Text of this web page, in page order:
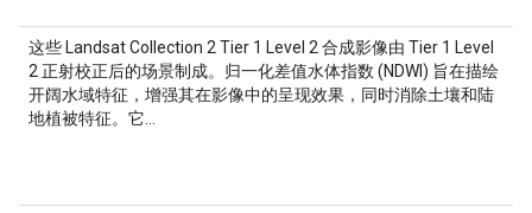
这些 Landsat Collection 2 Tier 1 Level 2 合成影像由 Tier 1 Level
2 正射校正后的场景制成。归一化差值水体指数 (NDWI) 旨在描绘
开阔水域特征，增强其在影像中的呈现效果，同时消除土壤和陆
地植被特征。它…